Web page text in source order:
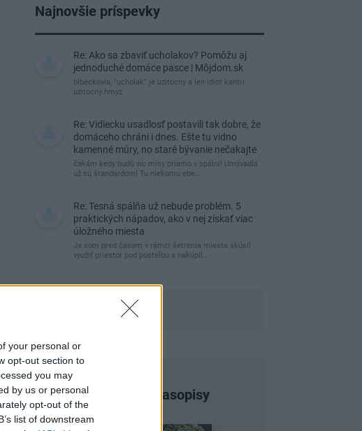
your personal or
opt-out section to
you may
by us or personal
opt-out of the
list of downstream
Najnovšie príspevky
Re: Ako sa zbaviť ucholakov? Pomôžu aj
jednoduché domáce pasce | Môjdom.sk
blbeckovia, "ucholak" je uzitocny a len idiot kantri
uzitocny hmyz
Re: Vidiecku usadlosť postavili tak dobre, že
domáceho chráni i dnes. Ešte tu vidno
kamenné múry, no staré bývanie nečakajte
čakám kedy budú wc misy priamo v spálni! Umývadlá
už sú štandardom! Tu niekomu ebe…
Re: Tesná spálňa už nebude problém. 5
praktických nápadov, ako v nej získať viac
úložného miesta
Ja som pred časom v rámci šetrenia miesta skúsil
využiť priestor pod posteľou a nakúpil…
Najnovšie časopisy